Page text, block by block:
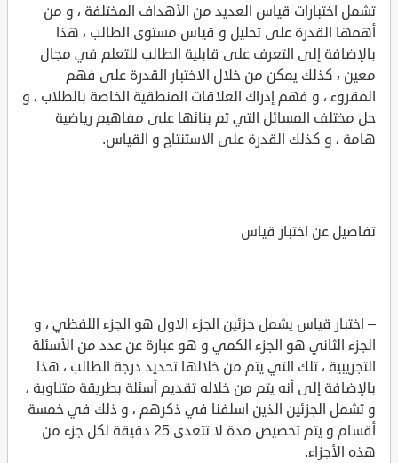
تشمل اختبارات قياس العديد من الأهداف المختلفة ، و من
أهمها القدرة على تحليل و قياس مستوى الطالب ، هذا
بالإضافة إلى التعرف على قابلية الطالب للتعلم في مجال
معين ، كذلك يمكن من خلال الاختبار القدرة على فهم
المقروء ، و فهم إدراك العلاقات المنطقية الخاصة بالطلاب ، و
حل مختلف المسائل التي تم بنائها على مفاهيم رياضية
هامة ، و كذلك القدرة على الاستنتاج و القياس.
تفاصيل عن اختبار قياس
– اختبار قياس يشمل جزئين الجزء الاول هو الجزء اللفظي ، و
الجزء الثاني هو الجزء الكمي و هو عبارة عن عدد من الأسئلة
التجريبية ، تلك التي يتم من خلالها تحديد درجة الطالب ، هذا
بالإضافة إلى أنه يتم من خلاله تقديم أسئلة بطريقة متناوبة ،
و تشمل الجزئين الذين اسلفنا في ذكرهم ، و ذلك في خمسة
أقسام و يتم تخصيص مدة لا تتعدى 25 دقيقة لكل جزء من
هذه الأجزاء.